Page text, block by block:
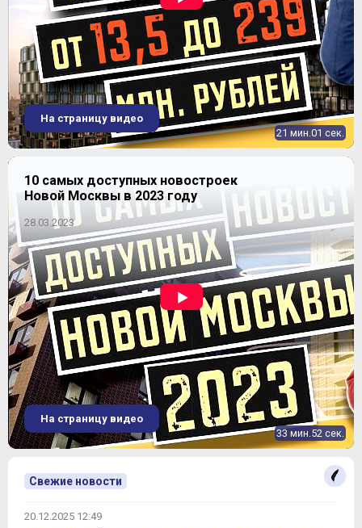
ЖК "Время"
21 мин.01 сек.
На страницу видео
10 самых доступных новостроек
Новой Москвы в 2023 году
28.03.2023
33 мин.52 сек.
На страницу видео
Свежие новости
20.12.2025 12:49